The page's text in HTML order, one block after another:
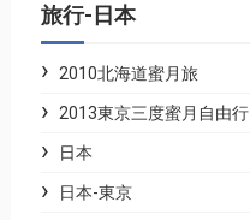
旅行-日本
2010北海道蜜月旅
2013東京三度蜜月自由行
日本
日本-東京